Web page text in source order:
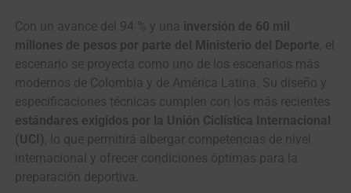
Con un avance del 94 % y una inversión de 60 mil
millones de pesos por parte del Ministerio del Deporte, el
escenario se proyecta como uno de los escenarios más
modernos de Colombia y de América Latina. Su diseño y
especificaciones técnicas cumplen con los más recientes
estándares exigidos por la Unión Ciclística Internacional
(UCI), lo que permitirá albergar competencias de nivel
internacional y ofrecer condiciones óptimas para la
preparación deportiva.